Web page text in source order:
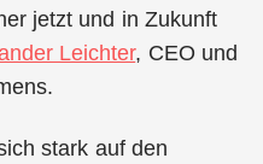
jetzt und in Zukunft
Leichter, CEO und
stark auf den